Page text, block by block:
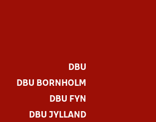
DBU
DBU BORNHOLM
DBU FYN
DBU JYLLAND